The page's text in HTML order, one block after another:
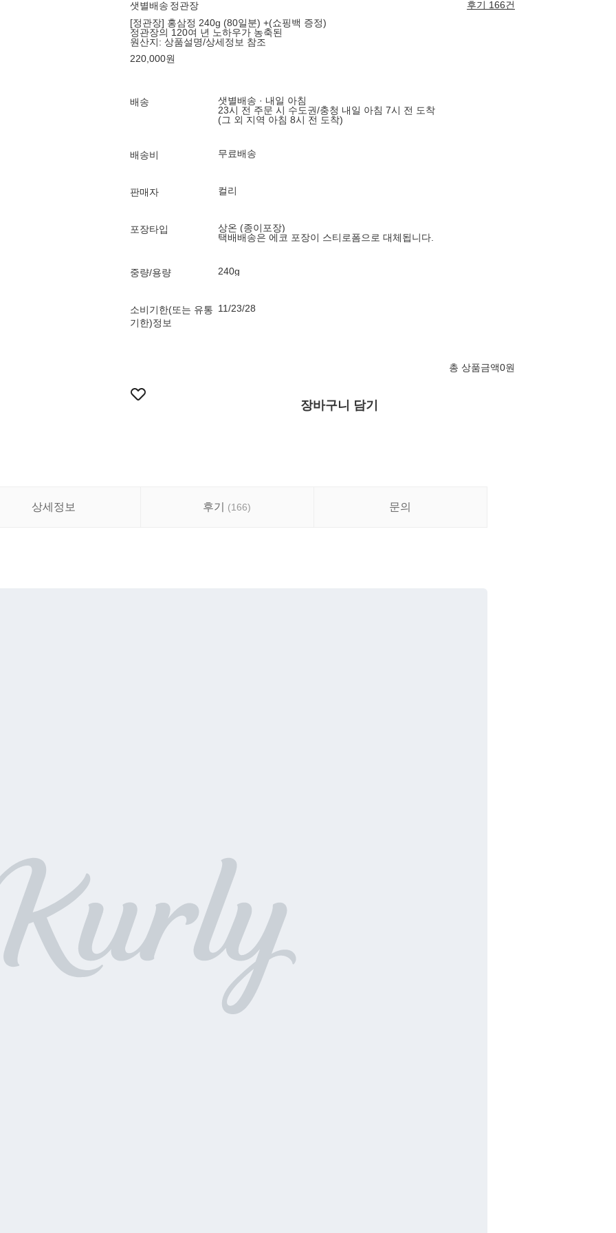
샛별배송 정관장
후기 166건
[정관장] 홍삼정 240g (80일분) +(쇼핑백 증정)
정관장의 120여 년 노하우가 농축된
원산지: 상품설명/상세정보 참조
220,000원
배송
샛별배송 · 내일 아침
23시 전 주문 시 수도권/충청 내일 아침 7시 전 도착
(그 외 지역 아침 8시 전 도착)
배송비 무료배송
판매자 컬리
포장타입
상온 (종이포장)
택배배송은 에코 포장이 스티로폼으로 대체됩니다.
중량/용량 240g
소비기한(또는 유통
기한)정보
11/23/28
총 상품금액0원
장바구니 담기
상세정보 후기 (166) 문의